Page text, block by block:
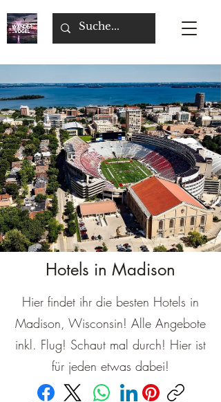
Hotels in Madison
Hier findet ihr die besten Hotels in
Madison, Wisconsin! Alle Angebote
inkl. Flug! Schaut mal durch! Hier ist
für jeden etwas dabei!